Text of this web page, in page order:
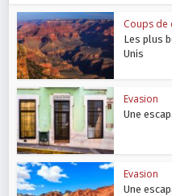
Coups de
Les plus
Unis
Evasion
Une
Evasion
Une